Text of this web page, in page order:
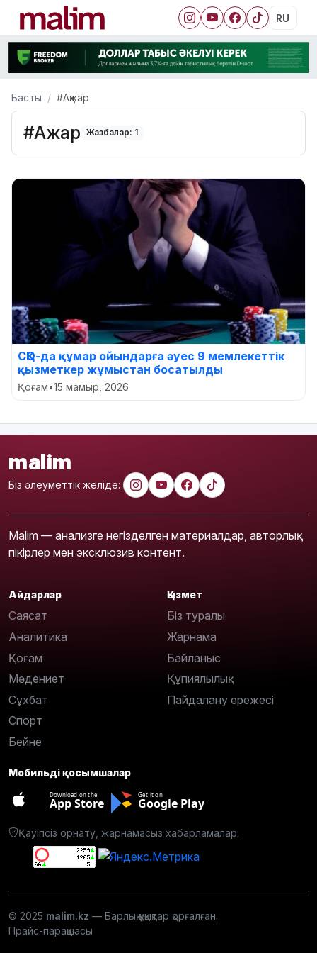
RU
Басты #Ақжар
#Ақжар Жазбалар: 1
СҚО-да құмар ойындарға әуес 9 мемлекеттік
қызметкер жұмыстан босатылды
Қоғам•15 мамыр, 2026
malim
Біз әлеуметтік желіде:
Malim — анализге негізделген материалдар, авторлық
пікірлер мен эксклюзив контент.
Айдарлар
Саясат
Аналитика
Қоғам
Мәдениет
Сұхбат
Спорт
Бейне
Қызмет
Біз туралы
Жарнама
Байланыс
Құпиялылық
Пайдалану ережесі
Мобильді қосымшалар
Download on the
App Store
Get it on
Google Play
Қауіпсіз орнату, жарнамасыз хабарламалар.
© 2025 malim.kz — Барлық құқықтар қорғалған.
Прайс-парақшасы